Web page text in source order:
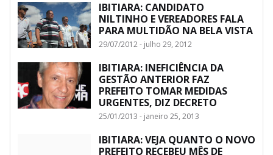
IBITIARA: CANDIDATO
NILTINHO E VEREADORES FALA
PARA MULTIDÃO NA BELA VISTA
29/07/2012 - julho 29, 2012
IBITIARA: INEFICIÊNCIA DA
GESTÃO ANTERIOR FAZ
PREFEITO TOMAR MEDIDAS
URGENTES, DIZ DECRETO
25/01/2013 - janeiro 25, 2013
IBITIARA: VEJA QUANTO O NOVO
PREFEITO RECEBEU MÊS DE